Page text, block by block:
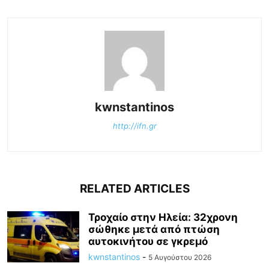
kwnstantinos
http://ifn.gr
RELATED ARTICLES
Τροχαίο στην Ηλεία: 32χρονη
σώθηκε μετά από πτώση
αυτοκινήτου σε γκρεμό
kwnstantinos - 5 Αυγούστου 2026